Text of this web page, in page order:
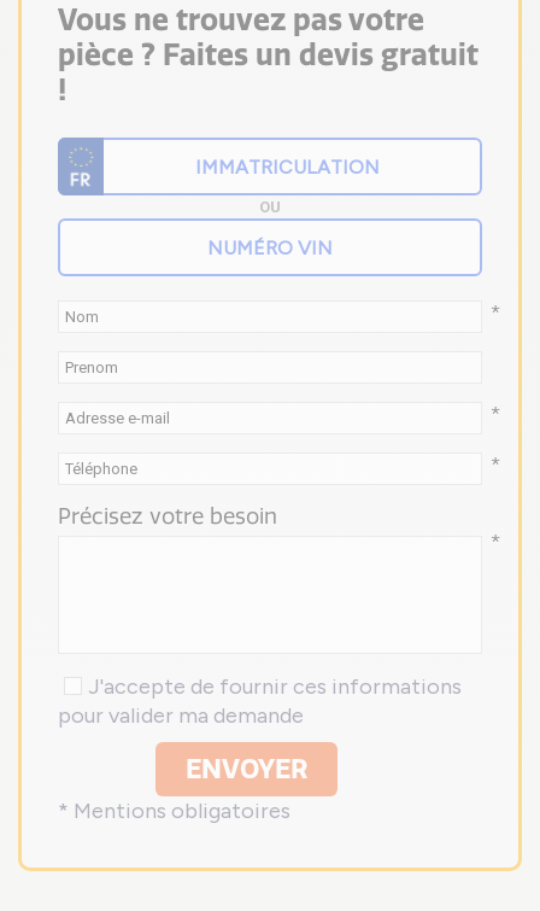
Vous ne trouvez pas votre
pièce ? Faites un devis gratuit
!
OU
*
*
*
Précisez votre besoin
*
J'accepte de fournir ces informations
pour valider ma demande
ENVOYER
* Mentions obligatoires